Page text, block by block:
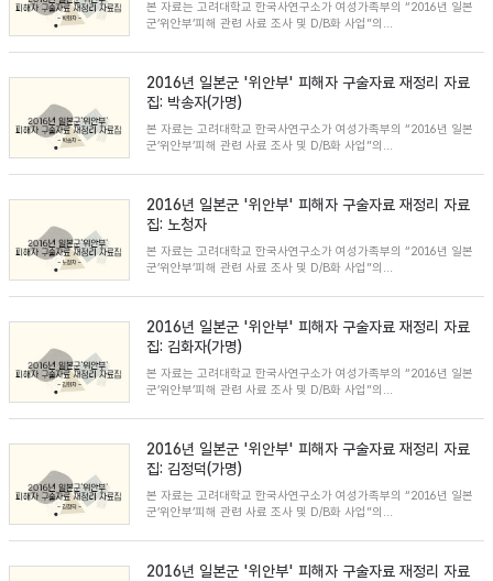
본 자료는 고려대학교 한국사연구소가 여성가족부의 “2016년 일본
군’위안부’피해 관련 사료 조사 및 D/B화 사업”의...
2016년 일본군 '위안부' 피해자 구술자료 재정리 자료
집: 박송자(가명)
본 자료는 고려대학교 한국사연구소가 여성가족부의 “2016년 일본
군’위안부’피해 관련 사료 조사 및 D/B화 사업”의...
2016년 일본군 '위안부' 피해자 구술자료 재정리 자료
집: 노청자
본 자료는 고려대학교 한국사연구소가 여성가족부의 “2016년 일본
군’위안부’피해 관련 사료 조사 및 D/B화 사업”의...
2016년 일본군 '위안부' 피해자 구술자료 재정리 자료
집: 김화자(가명)
본 자료는 고려대학교 한국사연구소가 여성가족부의 “2016년 일본
군’위안부’피해 관련 사료 조사 및 D/B화 사업”의...
2016년 일본군 '위안부' 피해자 구술자료 재정리 자료
집: 김정덕(가명)
본 자료는 고려대학교 한국사연구소가 여성가족부의 “2016년 일본
군’위안부’피해 관련 사료 조사 및 D/B화 사업”의...
2016년 일본군 '위안부' 피해자 구술자료 재정리 자료